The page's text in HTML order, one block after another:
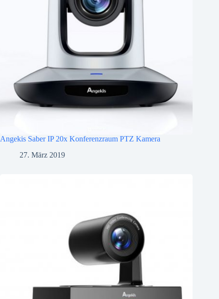
Angekis Saber IP 20x Konferenzraum PTZ Kamera
27. März 2019